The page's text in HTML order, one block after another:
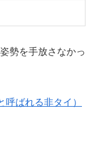
勢を手放さなかっ
ばれる非タイ）